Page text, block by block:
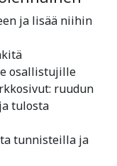
ja lisää niihin
osallistujille
ruudun
tulosta
tunnisteilla ja